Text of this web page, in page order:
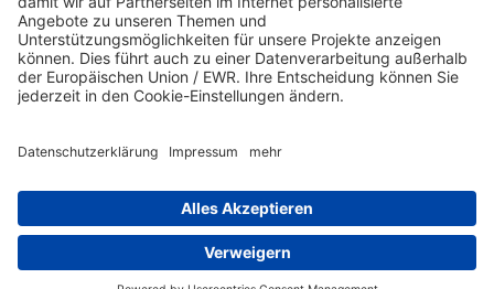
Brandenburg-schlesische Oberlausitz e.V
Bank für Sozialwirtschaft
IBAN: DE22 3702 0500 0003 2019 00
IBAN kopieren
Direkt Online spenden